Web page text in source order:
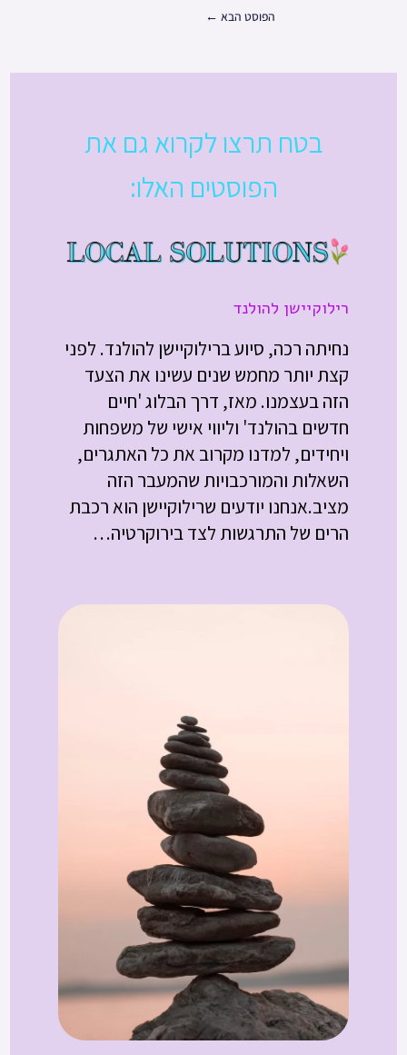
הפוסט הבא ←
בטח תרצו לקרוא גם את
הפוסטים האלו:
רילוקיישן להולנד
נחיתה רכה, סיוע ברילוקיישן להולנד. לפני
קצת יותר מחמש שנים עשינו את הצעד
הזה בעצמנו. מאז, דרך הבלוג 'חיים
חדשים בהולנד' וליווי אישי של משפחות
ויחידים, למדנו מקרוב את כל האתגרים,
השאלות והמורכבויות שהמעבר הזה
מציב.אנחנו יודעים שרילוקיישן הוא רכבת
הרים של התרגשות לצד בירוקרטיה…